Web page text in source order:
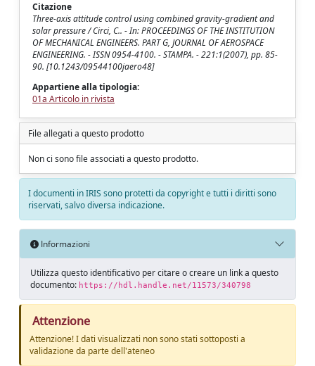
Citazione
Three-axis attitude control using combined gravity-gradient and
solar pressure / Circi, C.. - In: PROCEEDINGS OF THE INSTITUTION
OF MECHANICAL ENGINEERS. PART G, JOURNAL OF AEROSPACE
ENGINEERING. - ISSN 0954-4100. - STAMPA. - 221:1(2007), pp. 85-
90. [10.1243/09544100jaero48]
Appartiene alla tipologia:
01a Articolo in rivista
File allegati a questo prodotto
Non ci sono file associati a questo prodotto.
I documenti in IRIS sono protetti da copyright e tutti i diritti sono
riservati, salvo diversa indicazione.
Informazioni
Utilizza questo identificativo per citare o creare un link a questo
documento: https://hdl.handle.net/11573/340798
Attenzione
Attenzione! I dati visualizzati non sono stati sottoposti a
validazione da parte dell'ateneo